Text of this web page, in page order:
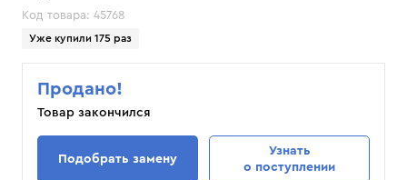
Код товара: 45768
Уже купили 175 раз
Продано!
Товар закончился
Подобрать замену
Узнать
о поступлении